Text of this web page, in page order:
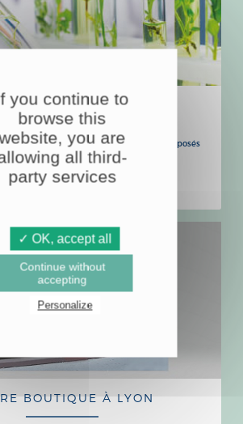
LABORATOIRES
nos formules à base de plantes et composés
nos laboratoires de Lyon, Malte et Tahiti.
EN SAVOIR +
BOUTIQUE À LYON
you continue to
browse this
you are
all third-
party services
✓ OK, accept all
Continue without
accepting
Personalize